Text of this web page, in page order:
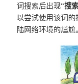
词搜索后出现“搜
以尝试使用该词
陆网络环境的尴尬。